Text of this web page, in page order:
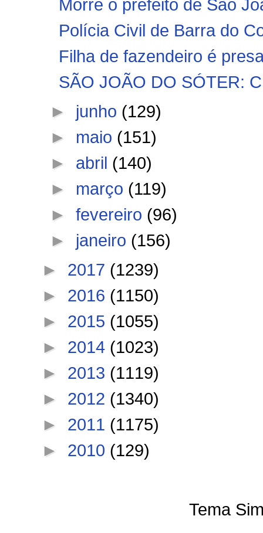
Morre o prefeito de São
Polícia Civil de Barra do
Filha de fazendeiro é
SÃO JOÃO DO SÓTER:
► junho (129)
► maio (151)
► abril (140)
► março (119)
►fevereiro (96)
► janeiro (156)
► 2017 (1239)
► 2016 (1150)
► 2015 (1055)
► 2014 (1023)
► 2013 (1119)
► 2012 (1340)
► 2011 (1175)
► 2010 (129)
Tema